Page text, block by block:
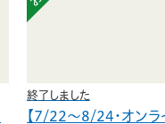
終了しました
【7/22〜8/24・オンラ